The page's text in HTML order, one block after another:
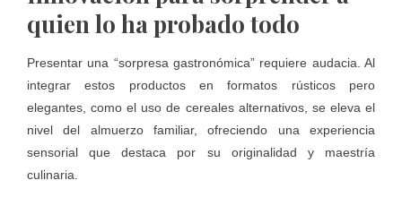
quien lo ha probado todo
Presentar una “sorpresa gastronómica” requiere audacia. Al
integrar estos productos en formatos rústicos pero
elegantes, como el uso de cereales alternativos, se eleva el
nivel del almuerzo familiar, ofreciendo una experiencia
sensorial que destaca por su originalidad y maestría
culinaria.